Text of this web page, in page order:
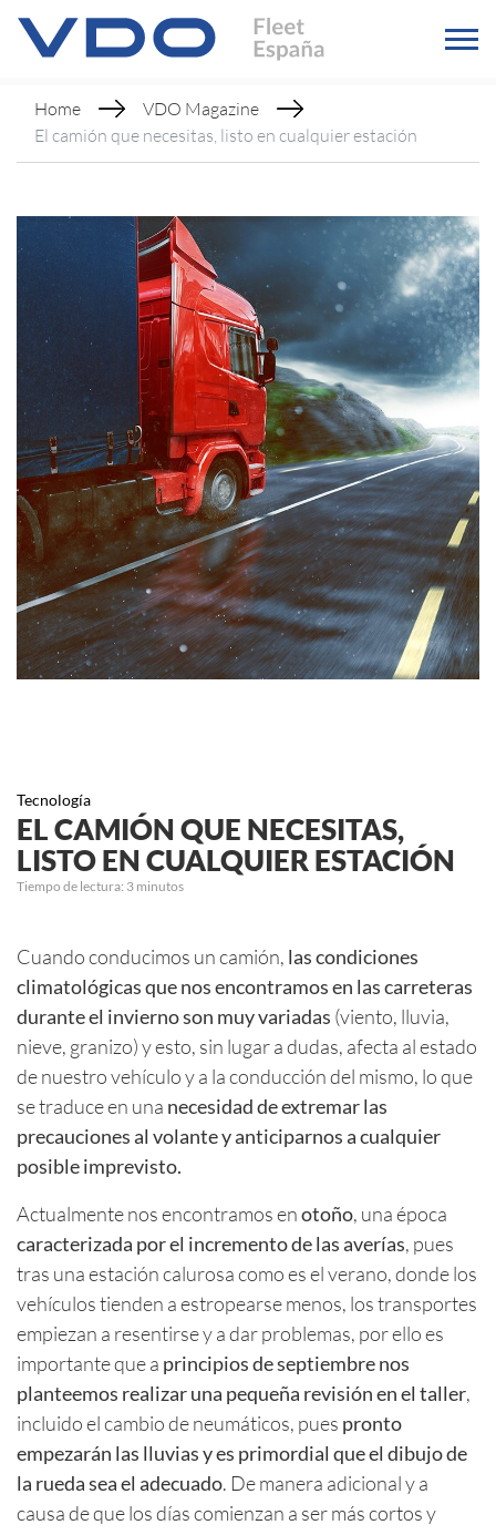
Home
VDO Magazine
El camión que necesitas, listo en cualquier estación
Tecnología
EL CAMIÓN QUE NECESITAS,
LISTO EN CUALQUIER ESTACIÓN
Tiempo de lectura: 3 minutos
Cuando conducimos un camión, las condiciones
climatológicas que nos encontramos en las carreteras
durante el invierno son muy variadas (viento, lluvia,
nieve, granizo) y esto, sin lugar a dudas, afecta al estado
de nuestro vehículo y a la conducción del mismo, lo que
se traduce en una necesidad de extremar las
precauciones al volante y anticiparnos a cualquier
posible imprevisto.
Actualmente nos encontramos enotoño, una época
caracterizada por el incremento de las averías, pues
tras una estación calurosa como es el verano, donde los
vehículos tienden a estropearse menos, los transportes
empiezan a resentirse y a dar problemas, por ello es
importante que a principios de septiembre nos
planteemos realizar una pequeña revisión en el taller,
incluido el cambio de neumáticos, pues pronto
empezarán las lluvias y es primordial que el dibujo de
la rueda sea el adecuado. De manera adicional y a
causa de que los días comienzan a ser más cortos y